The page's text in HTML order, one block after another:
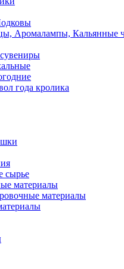
Аромалампы, Кальянные
года кролика
сырье
материалы
материалы